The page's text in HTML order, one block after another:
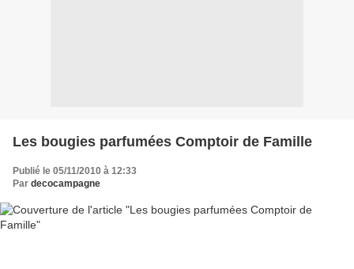
Les bougies parfumées Comptoir de Famille
Publié le 05/11/2010 à 12:33
Par decocampagne